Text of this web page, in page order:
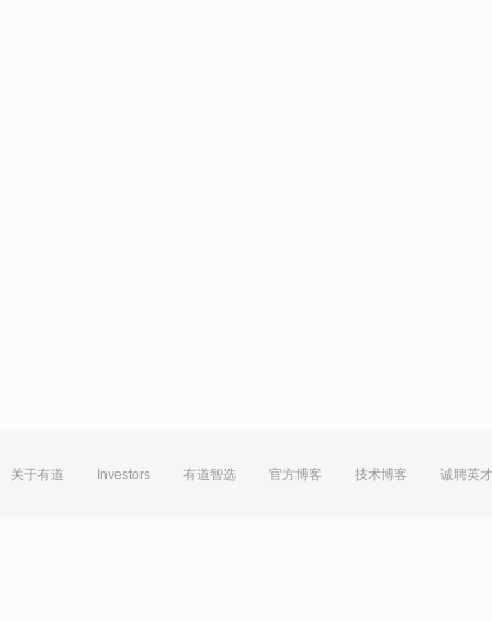
关于有道 Investors 有道智选 官方博客 技术博客 诚聘英才